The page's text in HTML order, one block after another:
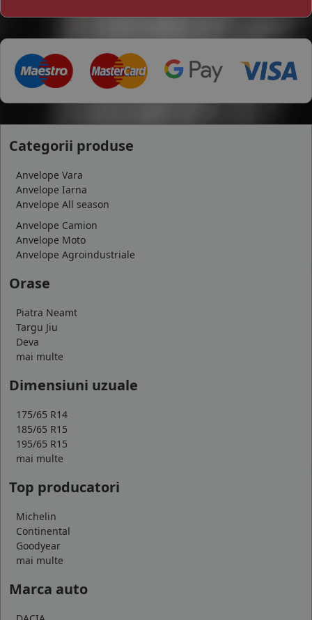
Categorii produse
Anvelope Vara
Anvelope Iarna
Anvelope All season
Anvelope Camion
Anvelope Moto
Anvelope Agroindustriale
Orase
Piatra Neamt
Targu Jiu
Deva
mai multe
Dimensiuni uzuale
175/65 R14
185/65 R15
195/65 R15
mai multe
Top producatori
Michelin
Continental
Goodyear
mai multe
Marca auto